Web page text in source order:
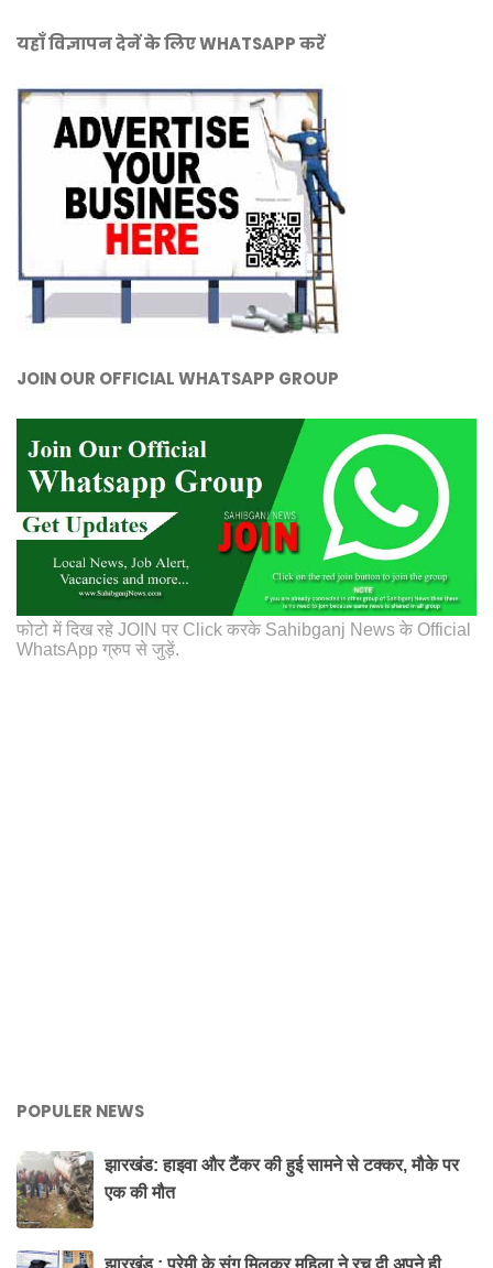
यहाँ विज्ञापन देनें के लिए WHATSAPP करें
JOIN OUR OFFICIAL WHATSAPP GROUP
फोटो में दिख रहे JOIN पर Click करके Sahibganj News के Official
WhatsApp ग्रुप से जुड़ें.
POPULER NEWS
झारखंड: हाइवा और टैंकर की हुई सामने से टक्कर, मौके पर
एक की मौत